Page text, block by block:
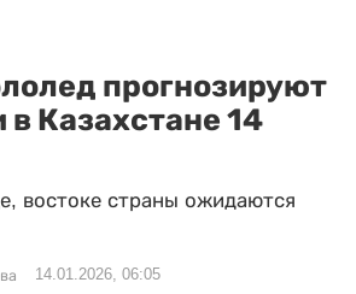
прогнозируют
в Казахстане 14
востоке страны ожидаются
14.01.2026, 06:05